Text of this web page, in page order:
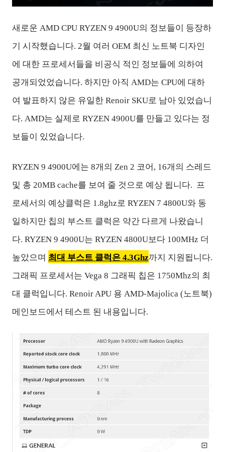
새로운 AMD CPU RYZEN 9 4900U의 정보들이 등장하
기 시작했습니다. 2월 여러 OEM 최신 노트북 디자인
에 대한 프로세서들을 비공식 적인 정보들에 의하여
공개되었었습니다. 하지만 아직 AMD는 CPU에 대하
여 발표하지 않은 유일한 Renoir SKU로 남아 있었습니
다. AMD는 실제로 RYZEN 4900U를 만들고 있다는 정
보들이 있었습니다.
RYZEN 9 4900U에는 8개의 Zen 2 코어, 16개의 스레드
및 총 20MB cache를 보여 줄 것으로 예상 됩니다. 프
로세서의 예상클럭은 1.8ghz로 RYZEN 7 4800U와 동
일하지만 칩의 부스트 클럭은 약간 다르게 나왔습니
다. RYZEN 9 4900U는 RYZEN 4800U보다 100MHz 더
높았으며 최대 부스트 클럭은 4.3Ghz까지 지원됩니다.
그래픽 프로세서는 Vega 8 그래픽 칩은 1750Mhz의 최
대 클럭입니다. Renoir APU 용 AMD-Majolica (노트북)
메인보드에서 테스트 된 내용입니다.